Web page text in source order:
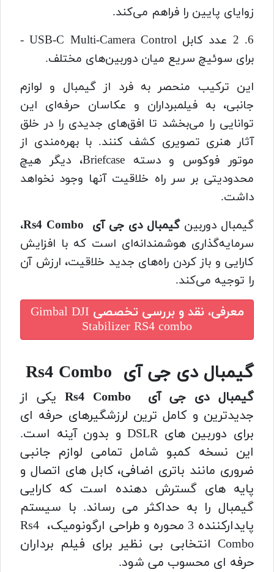
زوایای پایین را فراهم می‌کند.
6. 2 عدد کابل USB-C Multi-Camera Control -
برای سوئیچ سریع میان دوربین‌های مختلف.
این ترکیب منحصر به فرد از گیمبال و لوازم
جانبی، به فیلمبرداران و عکاسان حرفه‌ای این
توانایی را می‌بخشد تا افق‌های جدیدی را در خلق
آثار هنری تصویری کشف کنند. با بهره‌مندی از
موتور فوکوس و دسته Briefcase، دیگر هیچ
محدودیتی بر سر راه خلاقیت آنها وجود نخواهد
داشت.
گیمبال دوربینگیمبال دی جی آی Rs4 Combo
،
سرمایه‌گذاری هوشمندانه‌ای است که با افزایش
کارایی و باز کردن راه‌های جدید خلاقیت، ارزش آن
را توجیه می‌کند.
معرفی، نقد و بررسی تخصصی Gimbal DJI
Stabilizer RS4 combo
گیمبال دی جی آی Rs4 Combo
گیمبال دی جی آی Rs4 Combo
یکی از
جدیدترین و کامل ترین لرزشگیرهای حرفه ای
برای دوربین های DSLR و بدون آینه است.
این نسخه کمبو شامل تمامی لوازم جانبی
ضروری مانند باتری اضافی، کابل های اتصال و
پایه های گسترش دهنده است که کارایی
گیمبال را به حداکثر می رساند. با سیستم
پایدارکننده 3 محوره و طراحی ارگونومیک، Rs4
Combo انتخابی بی نظیر برای فیلم برداران
حرفه ای محسوب می شود.